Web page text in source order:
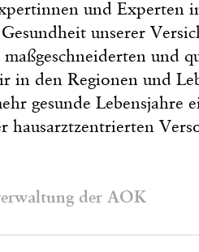
und Experten
unserer
und
in den Regionen und
gesunde Lebensjahre
hausarztzentrierten
der AOK